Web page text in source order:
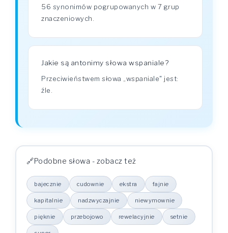
56 synonimów pogrupowanych w 7 grup
znaczeniowych.
Jakie są antonimy słowa wspaniale?
Przeciwieństwem słowa „wspaniale" jest:
źle.
Podobne słowa - zobacz też
bajecznie cudownie ekstra fajnie
kapitalnie nadzwyczajnie niewymownie
pięknie przebojowo rewelacyjnie setnie